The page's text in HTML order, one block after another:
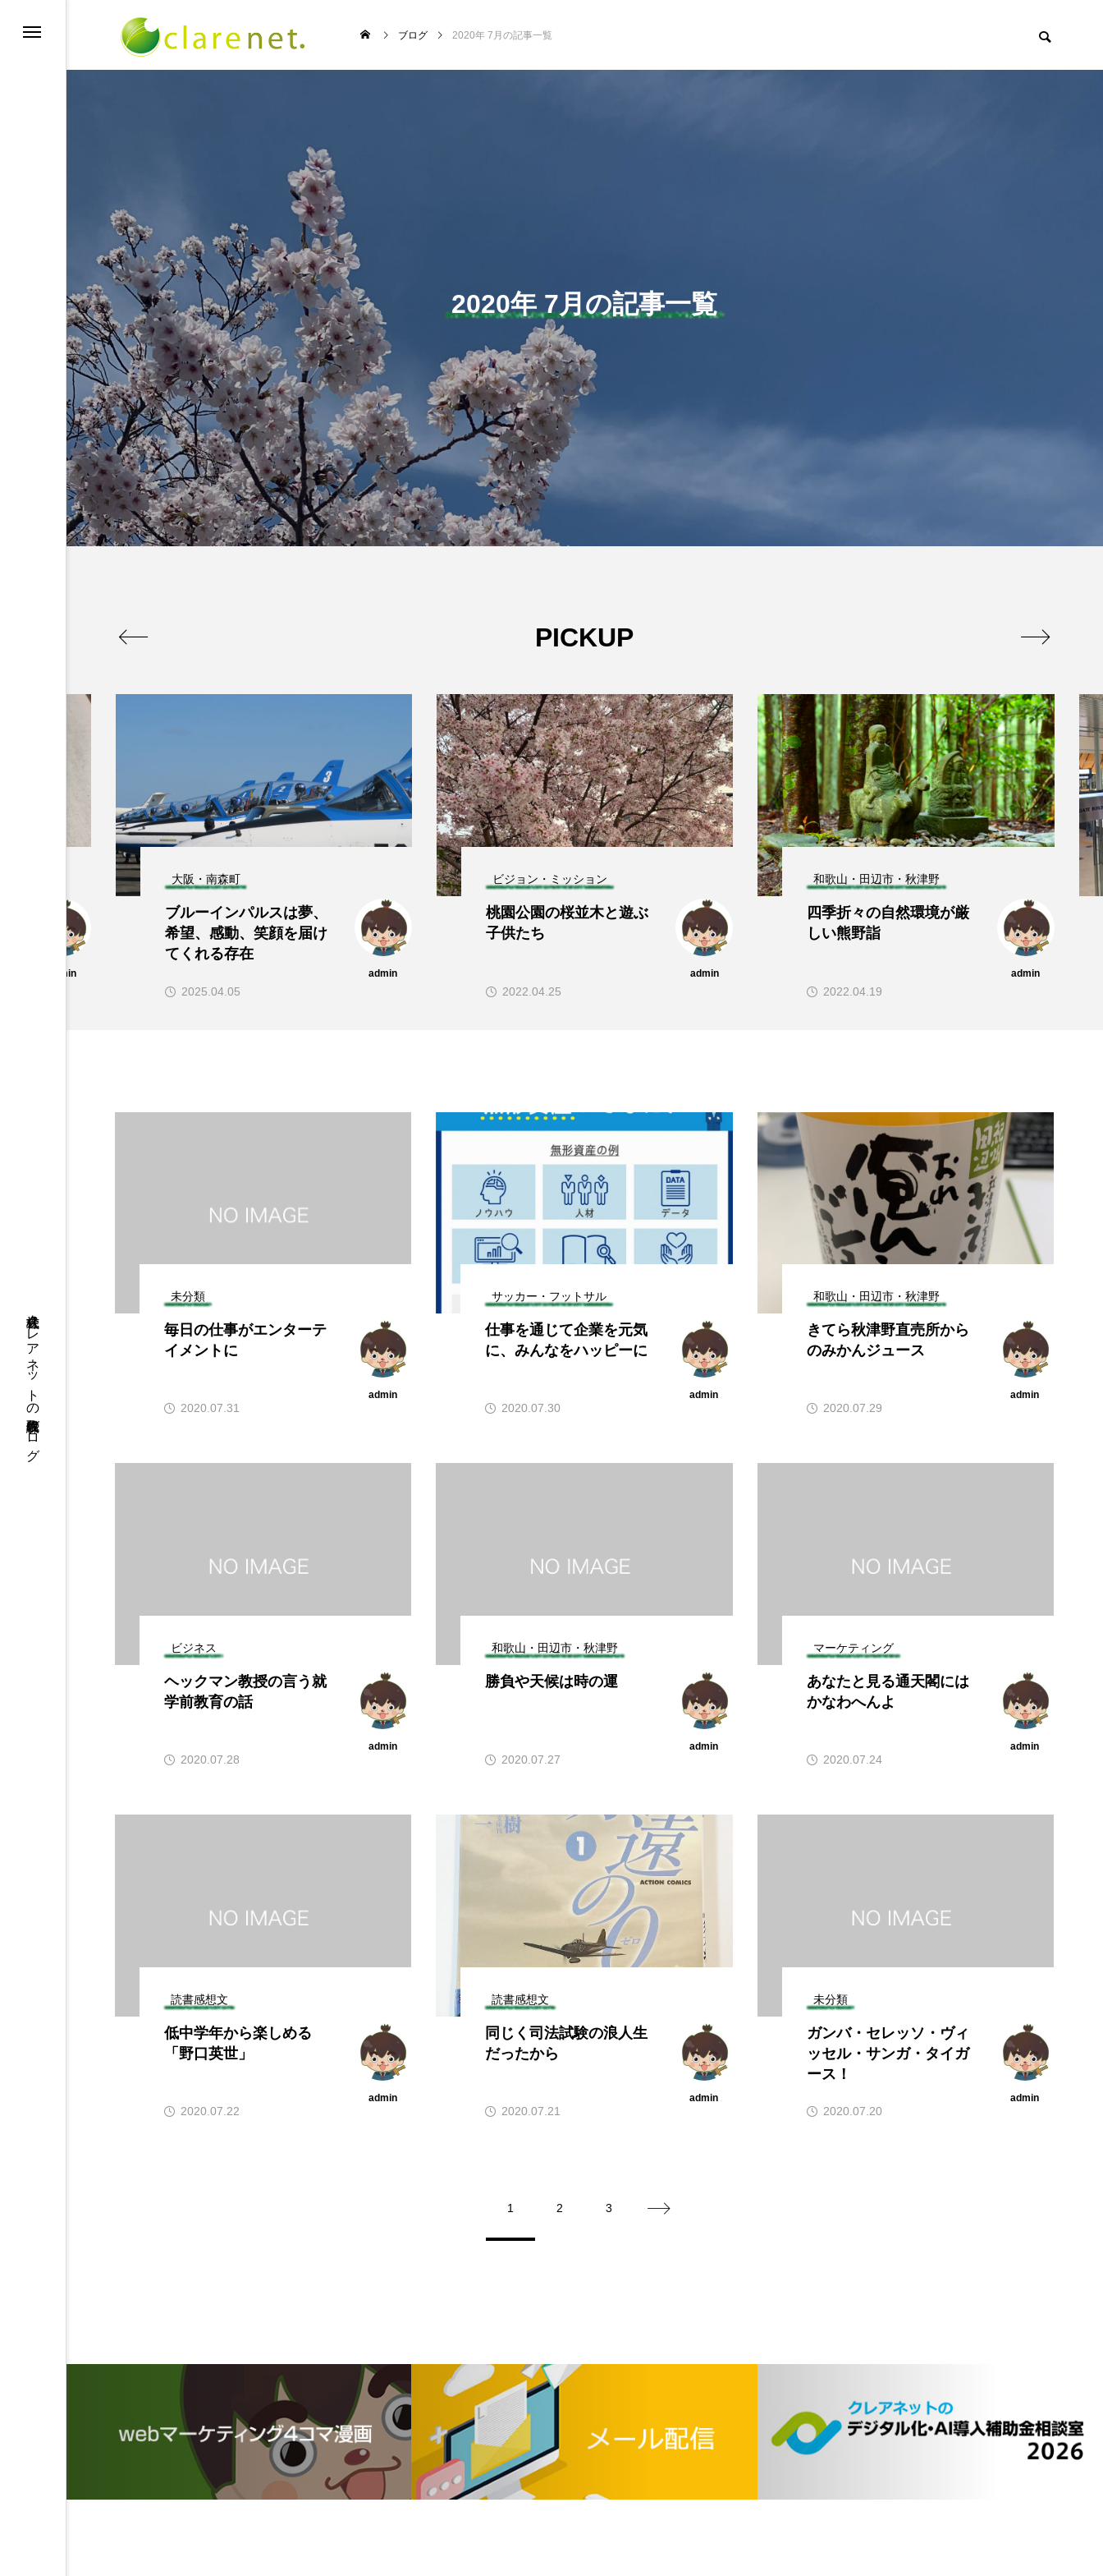
株式会社クレアネットの代表取締役ブログ
んででん
: 天神祭
admin
TECH BLOG
エレベーター広告とか
言うのか何なのか
admin
2026.04.10
W杯の優勝を目指す日
本代表と目標設定
2026.07.17

ブログ 2020年 7月の記事一覧
2020年 7月の記事一覧
PICKUP
admin
大阪・南森町
ブルーインパルスは夢、
希望、感動、笑顔を届け
てくれる存在
admin
2025.04.05
ビジョン・ミッション
桃園公園の桜並木と遊ぶ
子供たち
admin
2022.04.25
和歌山・田辺市・秋津野
四季折々の自然環境が厳
しい熊野詣
admin
2022.04.19
 
未分類
毎日の仕事がエンターテ
イメントに
admin
2020.07.31
サッカー・フットサル
仕事を通じて企業を元気
に、みんなをハッピーに
admin
2020.07.30
和歌山・田辺市・秋津野
きてら秋津野直売所から
のみかんジュース
admin
2020.07.29
ビジネス
ヘックマン教授の言う就
学前教育の話
admin
2020.07.28
和歌山・田辺市・秋津野
勝負や天候は時の運
admin
2020.07.27
マーケティング
あなたと見る通天閣には
かなわへんよ
admin
2020.07.24
読書感想文
低中学年から楽しめる
「野口英世」
admin
2020.07.22
読書感想文
同じく司法試験の浪人生
だったから
admin
2020.07.21
未分類
ガンバ・セレッソ・ヴィ
ッセル・サンガ・タイガ
ース！
admin
2020.07.20
1 2 3